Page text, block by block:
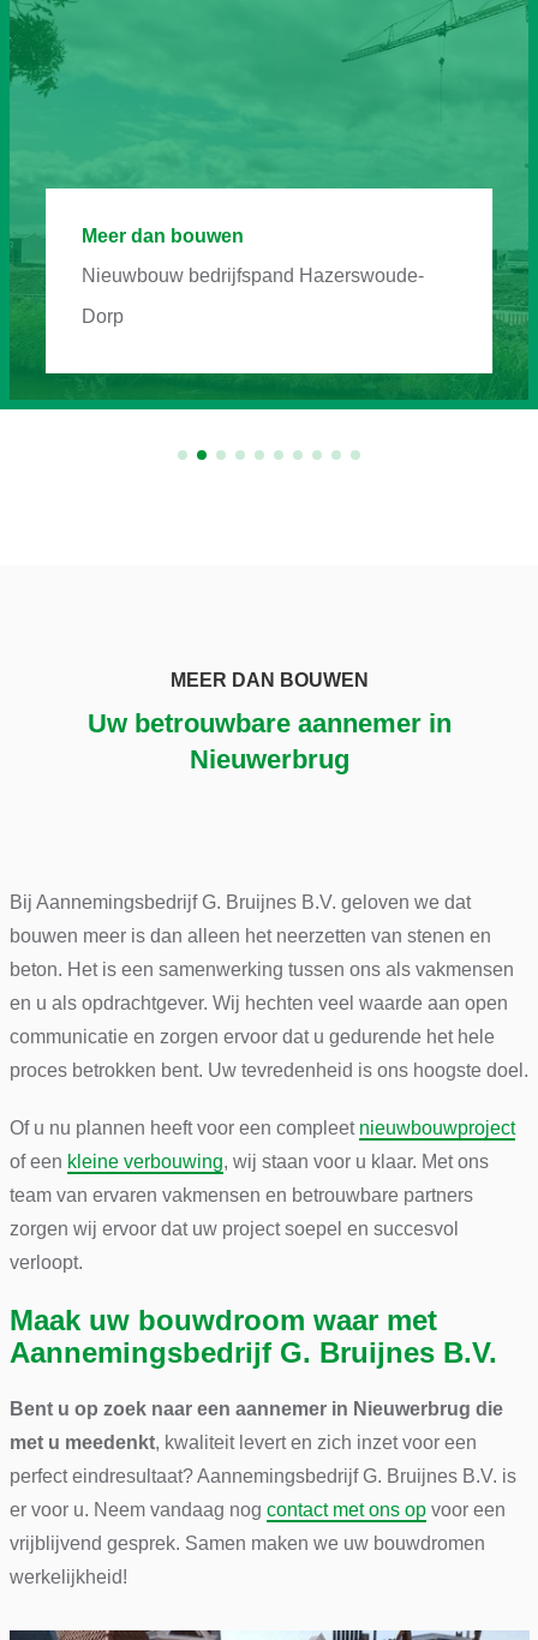
Meer dan bouwen
Nieuwbouw bedrijfspand Hazerswoude-
Dorp
MEER DAN BOUWEN
Uw betrouwbare aannemer in
Nieuwerbrug
Bij Aannemingsbedrijf G. Bruijnes B.V. geloven we dat
bouwen meer is dan alleen het neerzetten van stenen en
beton. Het is een samenwerking tussen ons als vakmensen
en u als opdrachtgever. Wij hechten veel waarde aan open
communicatie en zorgen ervoor dat u gedurende het hele
proces betrokken bent. Uw tevredenheid is ons hoogste doel.
Of u nu plannen heeft voor een compleet nieuwbouwproject
of een kleine verbouwing, wij staan voor u klaar. Met ons
team van ervaren vakmensen en betrouwbare partners
zorgen wij ervoor dat uw project soepel en succesvol
verloopt.
Maak uw bouwdroom waar met
Aannemingsbedrijf G. Bruijnes B.V.
Bent u op zoek naar een aannemer in Nieuwerbrug die
met u meedenkt, kwaliteit levert en zich inzet voor een
perfect eindresultaat? Aannemingsbedrijf G. Bruijnes B.V. is
er voor u. Neem vandaag nog contact met ons opvoor een
vrijblijvend gesprek. Samen maken we uw bouwdromen
werkelijkheid!